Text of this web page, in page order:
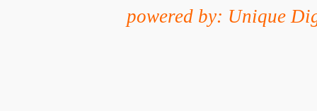
powered by: Unique